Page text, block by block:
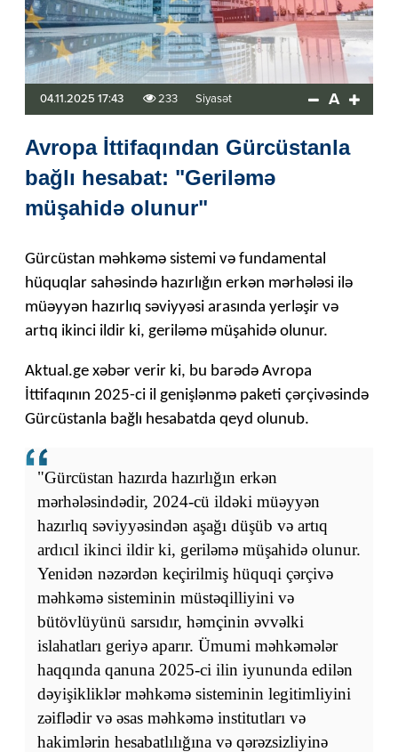
04.11.2025 17:43 233 Siyasət A
Avropa İttifaqından Gürcüstanla
bağlı hesabat: "Geriləmə
müşahidə olunur"
Gürcüstan məhkəmə sistemi və fundamental
hüquqlar sahəsində hazırlığın erkən mərhələsi ilə
müəyyən hazırlıq səviyyəsi arasında yerləşir və
artıq ikinci ildir ki, geriləmə müşahidə olunur.
Aktual.ge xəbər verir ki, bu barədə Avropa
İttifaqının 2025-ci il genişlənmə paketi çərçivəsində
Gürcüstanla bağlı hesabatda qeyd olunub.
"Gürcüstan hazırda hazırlığın erkən
mərhələsindədir, 2024-cü ildəki müəyyən
hazırlıq səviyyəsindən aşağı düşüb və artıq
ardıcıl ikinci ildir ki, geriləmə müşahidə olunur.
Yenidən nəzərdən keçirilmiş hüquqi çərçivə
məhkəmə sisteminin müstəqilliyini və
bütövlüyünü sarsıdır, həmçinin əvvəlki
islahatları geriyə aparır. Ümumi məhkəmələr
haqqında qanuna 2025-ci ilin iyununda edilən
dəyişikliklər məhkəmə sisteminin legitimliyini
zəiflədir və əsas məhkəmə institutları və
hakimlərin hesabatlılığına və qərəzsizliyinə